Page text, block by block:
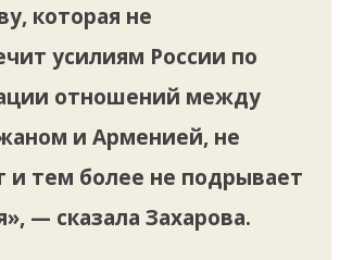
которая не
усилиям России по
отношений между
и Арменией, не
и тем более не подрывает
— сказала Захарова.